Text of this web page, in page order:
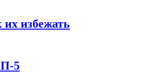
избежать
5